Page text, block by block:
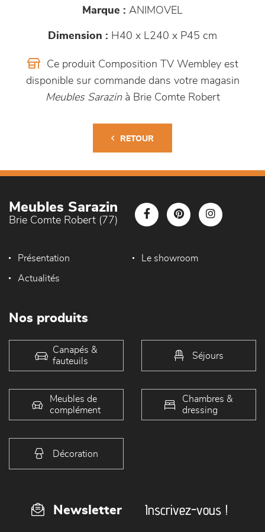
Marque : ANIMOVEL
Dimension : H40 x L240 x P45 cm
Ce produit Composition TV Wembley est
disponible sur commande dans votre magasin
Meubles Sarazinà Brie Comte Robert
RETOUR
Meubles Sarazin
Brie Comte Robert (77)
Présentation Le showroom
Actualités
Nos produits
Canapés &
fauteuils
Séjours
Meubles de
complément
Chambres &
dressing
Décoration
Newsletter Inscrivez-vous !